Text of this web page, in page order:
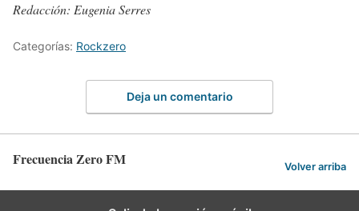
Redacción: Eugenia Serres
Categorías: Rockzero
Deja un comentario
Frecuencia Zero FM Volver arriba